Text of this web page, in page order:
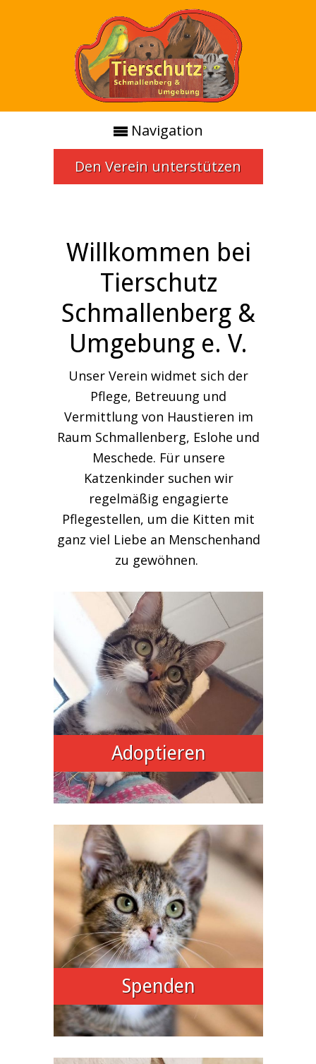
Navigation
Den Verein unterstützen
Willkommen bei
Tierschutz
Schmallenberg &
Umgebung e. V.
Unser Verein widmet sich der
Pflege, Betreuung und
Vermittlung von Haustieren im
Raum Schmallenberg, Eslohe und
Meschede. Für unsere
Katzenkinder suchen wir
regelmäßig engagierte
Pflegestellen, um die Kitten mit
ganz viel Liebe an Menschenhand
zu gewöhnen.
Adoptieren
Spenden